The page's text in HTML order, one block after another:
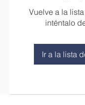
Vuelve a la
inténtalo
Ir a la lista